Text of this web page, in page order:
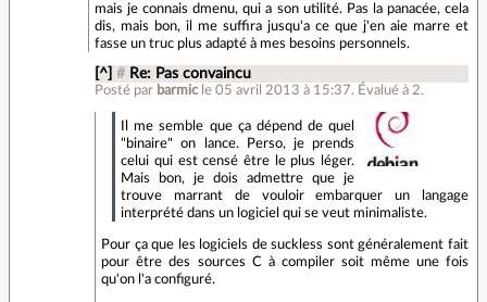
mais je connais dmenu, qui a son utilité. Pas la panacée, cela
dis, mais bon, il me suffira jusqu'a ce que j'en aie marre et
fasse un truc plus adapté à mes besoins personnels.
[^] # Re: Pas convaincu
Posté par barmic le 05 avril 2013 à 15:37. Évalué à 2.
Il me semble que ça dépend de quel
"binaire" on lance. Perso, je prends
celui qui est censé être le plus léger.
Mais bon, je dois admettre que je
trouve marrant de vouloir embarquer un langage
interprété dans un logiciel qui se veut minimaliste.
Pour ça que les logiciels de suckless sont généralement fait
pour être des sources C à compiler soit même une fois
qu'on l'a configuré.